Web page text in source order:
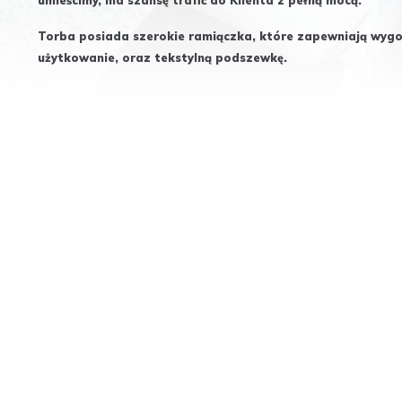
Torba posiada szerokie ramiączka, które zapewniają
użytkowanie, oraz tekstylną podszewkę.